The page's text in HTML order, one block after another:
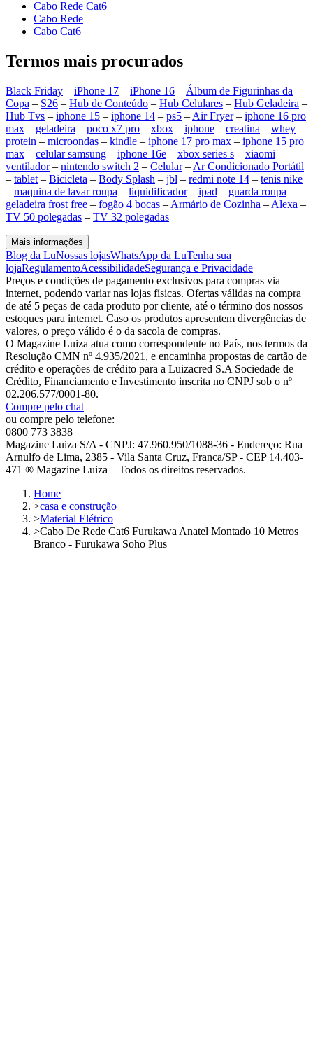
Cabo Rede Cat6
Cabo Rede
Cabo Cat6
Termos mais procurados
Black Friday – iPhone 17 – iPhone 16 – Álbum de Figurinhas da
Copa – S26 – Hub de Conteúdo – Hub Celulares – Hub Geladeira –
Hub Tvs – iphone 15 – iphone 14 – ps5 – Air Fryer– iphone 16 pro
max – geladeira – poco x7 pro – xbox – iphone – creatina – whey
protein – microondas – kindle – iphone 17 pro max – iphone 15 pro
max – celular samsung – iphone 16e – xbox series s – xiaomi –
ventilador– nintendo switch 2 – Celular– Ar Condicionado Portátil
– tablet – Bicicleta – Body Splash – jbl – redmi note 14 – tenis nike
– maquina de lavar roupa – liquidificador– ipad – guarda roupa –
geladeira frost free – fogão 4 bocas – Armário de Cozinha – Alexa –
TV 50 polegadas – TV 32 polegadas
Mais informações
Blog da LuNossas lojasWhatsApp da LuTenha sua
lojaRegulamentoAcessibilidadeSegurança e Privacidade
Preços e condições de pagamento exclusivos para compras via
internet, podendo variar nas lojas físicas. Ofertas válidas na compra
de até 5 peças de cada produto por cliente, até o término dos nossos
estoques para internet. Caso os produtos apresentem divergências de
valores, o preço válido é o da sacola de compras.
O Magazine Luiza atua como correspondente no País, nos termos da
Resolução CMN nº 4.935/2021, e encaminha propostas de cartão de
crédito e operações de crédito para a Luizacred S.A Sociedade de
Crédito, Financiamento e Investimento inscrita no CNPJ sob o nº
02.206.577/0001-80.
Compre pelo chat
ou compre pelo telefone:
0800 773 3838
Magazine Luiza S/A - CNPJ: 47.960.950/1088-36 - Endereço: Rua
Arnulfo de Lima, 2385 - Vila Santa Cruz, Franca/SP - CEP 14.403-
471 ® Magazine Luiza – Todos os direitos reservados.
Home
>casa e construção
>Material Elétrico
>Cabo De Rede Cat6 Furukawa Anatel Montado 10 Metros
Branco - Furukawa Soho Plus